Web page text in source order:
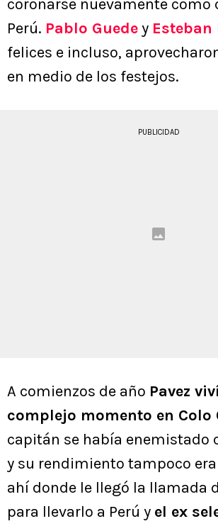
coronarse nuevamente como
Perú. Pablo Guedey Esteban
felices e incluso,
en medio de los festejos.
PUBLICIDAD
A comienzos de año Pavez
complejo momento en Colo
capitán se había enemistado
y su rendimiento tampoco era
ahí donde le llegó la llamada
para llevarlo a Perú y el ex